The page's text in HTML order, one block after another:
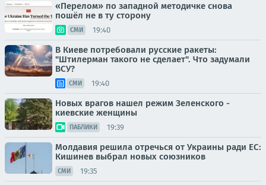
«Перелом» по западной методичке снова
пошёл не в ту сторону
СМИ 19:40
В Киеве потребовали русские ракеты:
"Штилерман такого не сделает". Что задумали
ВСУ?
СМИ 19:40
Новых врагов нашел режим Зеленского -
киевские женщины
ПАБЛИКИ 19:39
Молдавия решила отречься от Украины ради ЕС:
Кишинев выбрал новых союзников
СМИ 19:35